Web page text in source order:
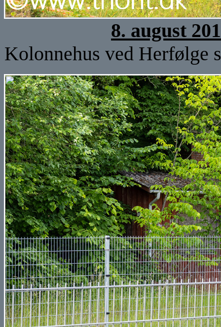
8. august
Kolonnehus ved Herfølge